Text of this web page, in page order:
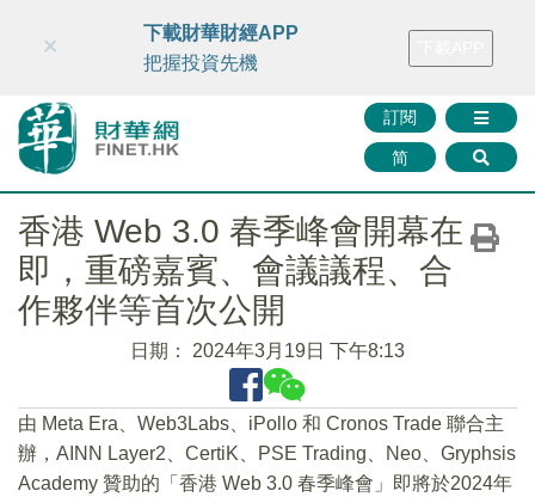
財華智庫網 FINTV FINMETA 財華證券 媒體矩陣
訂閱
简
×
下載財華財經APP
把握投資先機
香港 Web 3.0 春季峰會開幕在
即，重磅嘉賓、會議議程、合
作夥伴等首次公開
日期： 2024年3月19日 下午8:13
由 Meta Era、Web3Labs、iPollo 和 Cronos Trade 聯合主
辦，AINN Layer2、CertiK、PSE Trading、Neo、Gryphsis
Academy 贊助的「香港 Web 3.0 春季峰會」即將於2024年